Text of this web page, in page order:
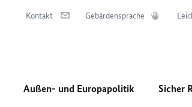
Kontakt Gebärdensprache
Außen- und Europapolitik Sicher